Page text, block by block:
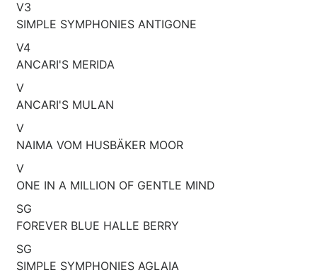
V3
SIMPLE SYMPHONIES ANTIGONE
V4
ANCARI'S MERIDA
V
ANCARI'S MULAN
V
NAIMA VOM HUSBÄKER MOOR
V
ONE IN A MILLION OF GENTLE MIND
SG
FOREVER BLUE HALLE BERRY
SG
SIMPLE SYMPHONIES AGLAIA